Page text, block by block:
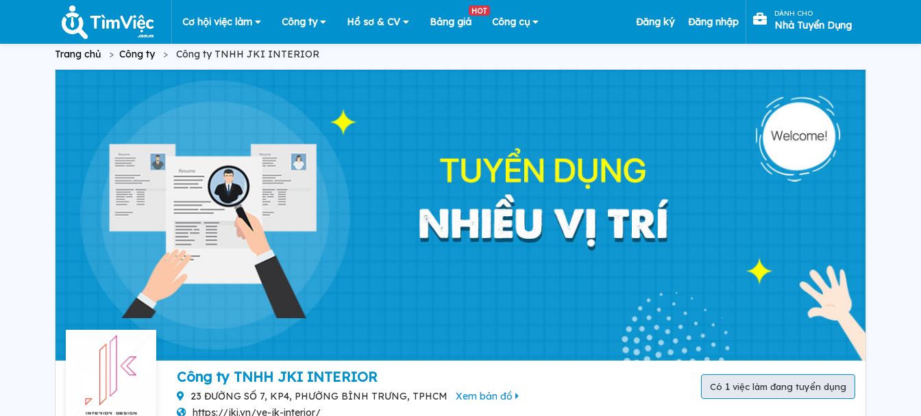
Cơ hội việc làm Công ty Hồ sơ & CV Bảng giá
HOT
Công cụ Đăng ký Đăng nhập
DÀNH CHO
Nhà Tuyển Dụng
Trang chủ Công ty Công ty TNHH JKI INTERIOR
Công ty TNHH JKI INTERIOR
23 ĐƯỜNG SỐ 7, KP4, PHƯỜNG BÌNH TRƯNG, TPHCM
Xem bản đồ
https://jki.vn/ve-jk-interior/
Có 1 việc làm đang tuyển dụng